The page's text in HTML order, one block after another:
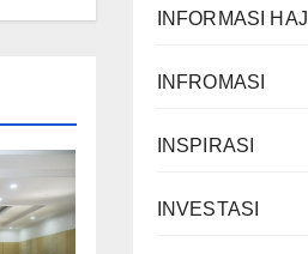
INFORMASI HAJI
INFROMASI
INSPIRASI
INVESTASI